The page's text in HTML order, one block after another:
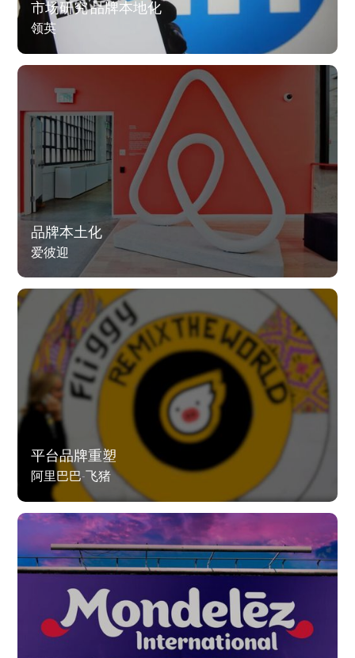
市场研究 品牌本地化
领英
品牌本土化
爱彼迎
平台品牌重塑
阿里巴巴-飞猪